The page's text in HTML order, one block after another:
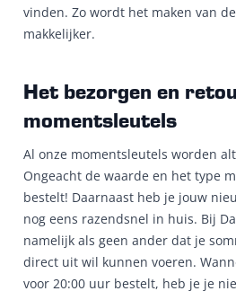
vinden. Zo wordt het maken van
makkelijker.
Het bezorgen en
momentsleutels
Al onze momentsleutels worden
Ongeacht de waarde en het type
bestelt! Daarnaast heb je jouw
nog eens razendsnel in huis. Bij
namelijk als geen ander dat je
direct uit wil kunnen voeren.
voor 20:00 uur bestelt, heb je je